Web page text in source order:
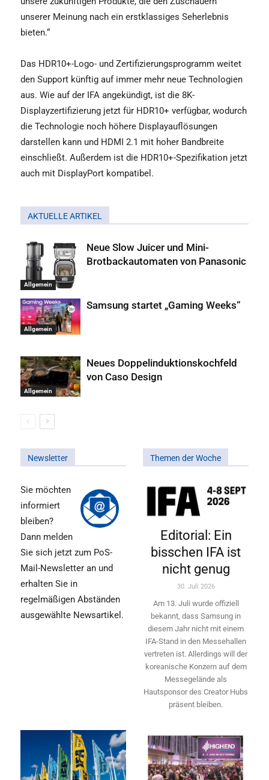
unserer Meinung nach ein erstklassiges Seherlebnis
bieten.“
Das HDR10+-Logo- und Zertifizierungsprogramm weitet
den Support künftig auf immer mehr neue Technologien
aus. Wie auf der IFA angekündigt, ist die 8K-
Displayzertifizierung jetzt für HDR10+ verfügbar, wodurch
die Technologie noch höhere Displayauflösungen
darstellen kann und HDMI 2.1 mit hoher Bandbreite
einschließt. Außerdem ist die HDR10+-Spezifikation jetzt
auch mit DisplayPort kompatibel.
AKTUELLE ARTIKEL
Allgemein
Neue Slow Juicer und Mini-
Brotbackautomaten von Panasonic
Allgemein
Samsung startet „Gaming Weeks“
Allgemein
Neues Doppelinduktionskochfeld
von Caso Design
Newsletter
Sie möchten
informiert
bleiben?
Dann melden
Sie sich jetzt zum PoS-
Mail-Newsletter an und
erhalten Sie in
regelmäßigen Abständen
ausgewählte Newsartikel.
Themen der Woche
Editorial: Ein
bisschen IFA ist
nicht genug
30. Juli 2026
Am 13. Juli wurde offiziell
bekannt, dass Samsung in
diesem Jahr nicht mit einem
IFA-Stand in den Messehallen
vertreten ist. Allerdings will ­der
koreanische Konzern auf dem
Messegelände als
Hautsponsor des Creator Hubs
präsent bleiben.